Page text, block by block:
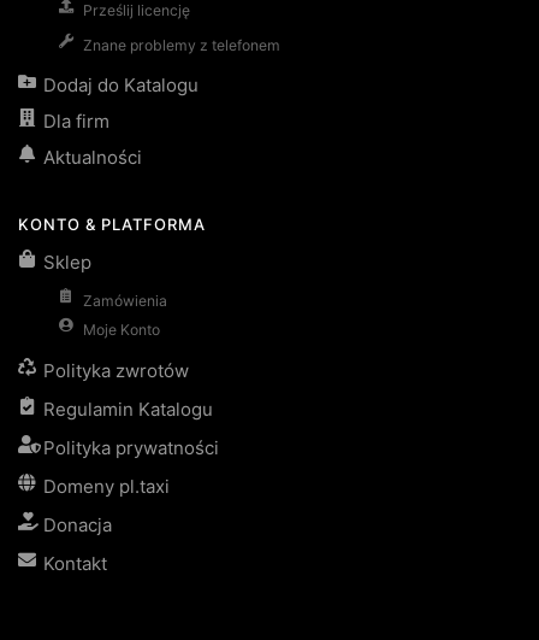
Prześlij licencję
Znane problemy z telefonem
Dodaj do Katalogu
Dla firm
Aktualności
KONTO & PLATFORMA
Sklep
Zamówienia
Moje Konto
Polityka zwrotów
Regulamin Katalogu
Polityka prywatności
Domeny pl.taxi
Donacja
Kontakt